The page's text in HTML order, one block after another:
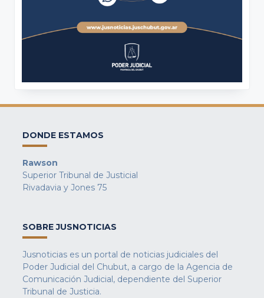
DONDE ESTAMOS
Rawson
Superior Tribunal de Justicial
Rivadavia y Jones 75
SOBRE JUSNOTICIAS
Jusnoticias es un portal de noticias judiciales del
Poder Judicial del Chubut, a cargo de la Agencia de
Comunicación Judicial, dependiente del Superior
Tribunal de Justicia.